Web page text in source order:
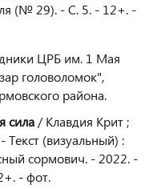
(№ 29). - С. 5. - 12+. -
ЦРБ им. 1 Мая
головоломок",
района.
сила / Клавдия Крит ;
(визуальный) :
сормович. - 2022. -
- фот.